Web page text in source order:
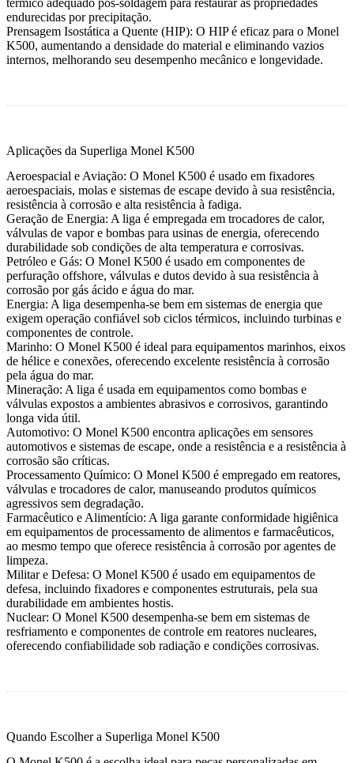
térmico adequado pós-soldagem para restaurar as propriedades
endurecidas por precipitação.
Prensagem Isostática a Quente (HIP): O HIP é eficaz para o Monel
K500, aumentando a densidade do material e eliminando vazios
internos, melhorando seu desempenho mecânico e longevidade.
Aplicações da Superliga Monel K500
Aeroespacial e Aviação: O Monel K500 é usado em fixadores
aeroespaciais, molas e sistemas de escape devido à sua resistência,
resistência à corrosão e alta resistência à fadiga.
Geração de Energia: A liga é empregada em trocadores de calor,
válvulas de vapor e bombas para usinas de energia, oferecendo
durabilidade sob condições de alta temperatura e corrosivas.
Petróleo e Gás: O Monel K500 é usado em componentes de
perfuração offshore, válvulas e dutos devido à sua resistência à
corrosão por gás ácido e água do mar.
Energia: A liga desempenha-se bem em sistemas de energia que
exigem operação confiável sob ciclos térmicos, incluindo turbinas e
componentes de controle.
Marinho: O Monel K500 é ideal para equipamentos marinhos, eixos
de hélice e conexões, oferecendo excelente resistência à corrosão
pela água do mar.
Mineração: A liga é usada em equipamentos como bombas e
válvulas expostos a ambientes abrasivos e corrosivos, garantindo
longa vida útil.
Automotivo: O Monel K500 encontra aplicações em sensores
automotivos e sistemas de escape, onde a resistência e a resistência à
corrosão são críticas.
Processamento Químico: O Monel K500 é empregado em reatores,
válvulas e trocadores de calor, manuseando produtos químicos
agressivos sem degradação.
Farmacêutico e Alimentício: A liga garante conformidade higiênica
em equipamentos de processamento de alimentos e farmacêuticos,
ao mesmo tempo que oferece resistência à corrosão por agentes de
limpeza.
Militar e Defesa: O Monel K500 é usado em equipamentos de
defesa, incluindo fixadores e componentes estruturais, pela sua
durabilidade em ambientes hostis.
Nuclear: O Monel K500 desempenha-se bem em sistemas de
resfriamento e componentes de controle em reatores nucleares,
oferecendo confiabilidade sob radiação e condições corrosivas.
Quando Escolher a Superliga Monel K500